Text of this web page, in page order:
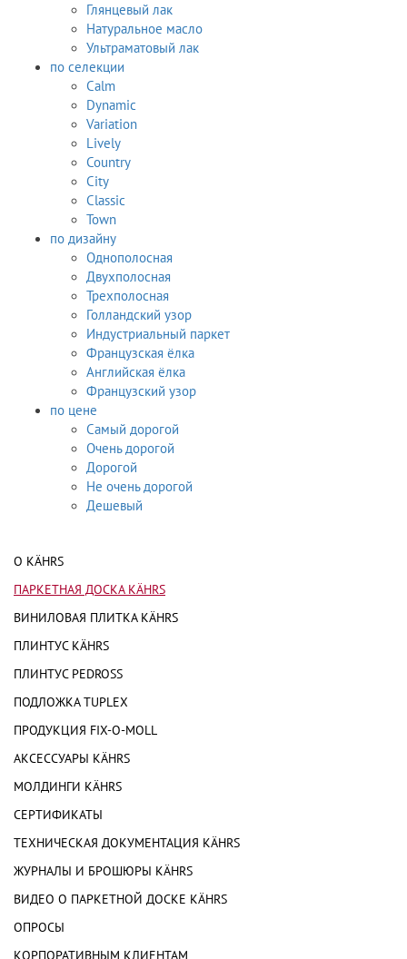
Глянцевый лак
Натуральное масло
Ультраматовый лак
по селекции
Calm
Dynamic
Variation
Lively
Country
City
Classic
Town
по дизайну
Однополосная
Двухполосная
Трехполосная
Голландский узор
Индустриальный паркет
Французская ёлка
Английская ёлка
Французский узор
по цене
Самый дорогой
Очень дорогой
Дорогой
Не очень дорогой
Дешевый
О KÄHRS
ПАРКЕТНАЯ ДОСКА KÄHRS
ВИНИЛОВАЯ ПЛИТКА KÄHRS
ПЛИНТУС KÄHRS
ПЛИНТУС PEDROSS
ПОДЛОЖКА TUPLEX
ПРОДУКЦИЯ FIX-O-MOLL
АКСЕССУАРЫ KÄHRS
МОЛДИНГИ KÄHRS
СЕРТИФИКАТЫ
ТЕХНИЧЕСКАЯ ДОКУМЕНТАЦИЯ KÄHRS
ЖУРНАЛЫ И БРОШЮРЫ KÄHRS
ВИДЕО О ПАРКЕТНОЙ ДОСКЕ KÄHRS
ОПРОСЫ
КОРПОРАТИВНЫМ КЛИЕНТАМ